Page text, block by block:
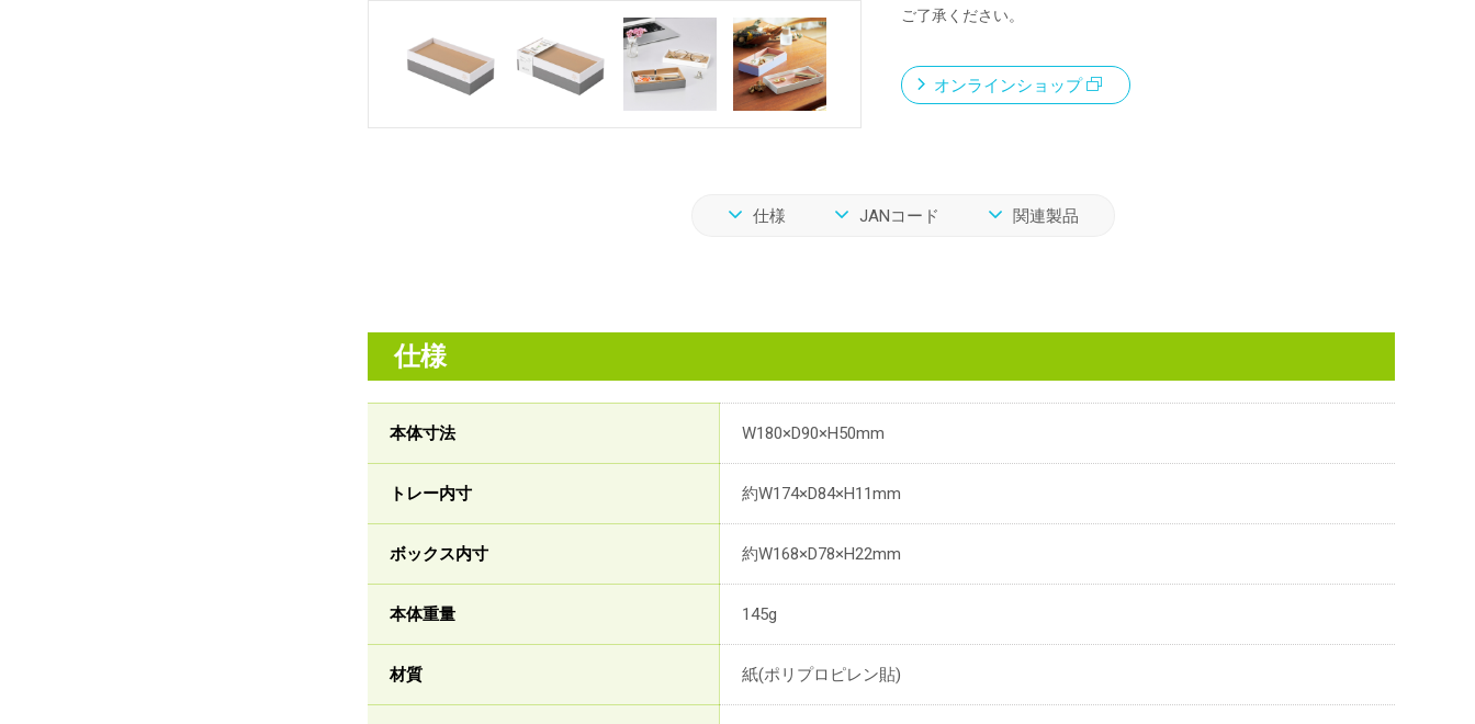
ご了承ください。
オンラインショップ
仕様 JANコード 関連製品
仕様
本体寸法 W180×D90×H50mm
トレー内寸 約W174×D84×H11mm
ボックス内寸 約W168×D78×H22mm
本体重量 145g
材質 紙(ポリプロピレン貼)